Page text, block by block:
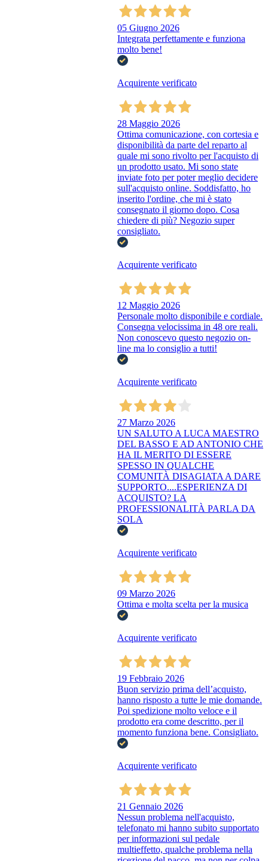
05 Giugno 2026
Integrata perfettamente e funziona
molto bene!
Acquirente verificato
28 Maggio 2026
Ottima comunicazione, con cortesia e
disponibilità da parte del reparto al
quale mi sono rivolto per l'acquisto di
un prodotto usato. Mi sono state
inviate foto per poter meglio decidere
sull'acquisto online. Soddisfatto, ho
inserito l'ordine, che mi è stato
consegnato il giorno dopo. Cosa
chiedere di più? Negozio super
consigliato.
Acquirente verificato
12 Maggio 2026
Personale molto disponibile e cordiale.
Consegna velocissima in 48 ore reali.
Non conoscevo questo negozio on-
line ma lo consiglio a tutti!
Acquirente verificato
27 Marzo 2026
UN SALUTO A LUCA MAESTRO
DEL BASSO E AD ANTONIO CHE
HA IL MERITO DI ESSERE
SPESSO IN QUALCHE
COMUNITÀ DISAGIATA A DARE
SUPPORTO....ESPERIENZA DI
ACQUISTO? LA
PROFESSIONALITÀ PARLA DA
SOLA
Acquirente verificato
09 Marzo 2026
Ottima e molta scelta per la musica
Acquirente verificato
19 Febbraio 2026
Buon servizio prima dell’acquisto,
hanno risposto a tutte le mie domande.
Poi spedizione molto veloce e il
prodotto era come descritto, per il
momento funziona bene. Consigliato.
Acquirente verificato
21 Gennaio 2026
Nessun problema nell'acquisto,
telefonato mi hanno subito supportato
per informazioni sul pedale
multieffetto, qualche problema nella